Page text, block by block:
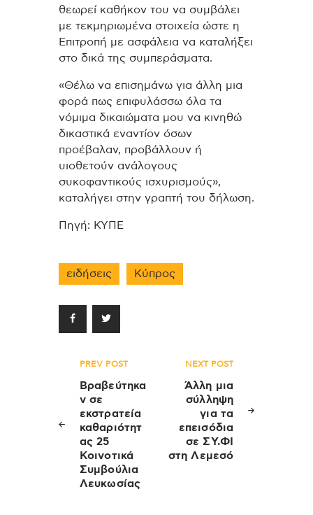
θεωρεί καθήκον του να συμβάλει
με τεκμηριωμένα στοιχεία ώστε η
Επιτροπή με ασφάλεια να καταλήξει
στο δικά της συμπεράσματα.
«Θέλω να επισημάνω για άλλη μια
φορά πως επιφυλάσσω όλα τα
νόμιμα δικαιώματα μου να κινηθώ
δικαστικά εναντίον όσων
προέβαλαν, προβάλλουν ή
υιοθετούν ανάλογους
συκοφαντικούς ισχυρισμούς»,
καταλήγει στην γραπτή του δήλωση.
Πηγή: ΚΥΠΕ
ειδήσεις Κύπρος
Πλοήγηση
άρθρων
PREV POST
Βραβεύτηκα
ν σε
εκστρατεία
καθαριότητ
ας 25
Κοινοτικά
Συμβούλια
Λευκωσίας
NEXT POST
Άλλη μια
σύλληψη
για τα
επεισόδια
σε ΣΥ.ΦΙ
στη Λεμεσό